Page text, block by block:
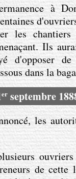
à
les
Ils
d'opposer
erseptembre
les
de